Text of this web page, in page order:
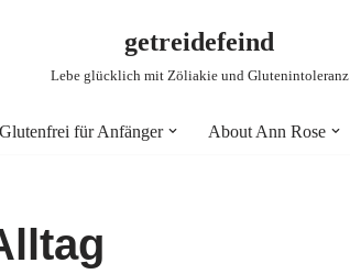
getreidefeind
Lebe glücklich mit Zöliakie und Glutenintoleranz
Glutenfrei für Anfänger About Ann Rose